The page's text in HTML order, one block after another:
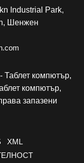
Industrial Park,
Шенжен
Таблет компютър,
компютър,
запазени
XML